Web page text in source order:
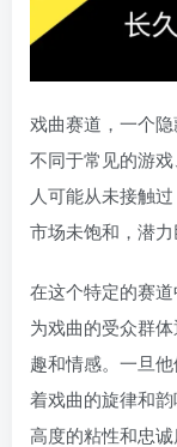
戏曲赛道，一个
不同于常见的游
人可能从未接触
市场未饱和，潜力
在这个特定的赛
为戏曲的受众群
趣和情感。一旦
着戏曲的旋律和
高度的粘性和忠